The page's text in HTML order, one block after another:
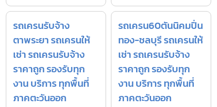
รถเครนรับจ้าง
ตาพระยา รถเครนให้
เช่า รถเครนรับจ้าง
ราคาถูก รองรับทุก
งาน บริการ ทุกพื้นที่
ภาคตะวันออก
รถเครน60ตันนิคมปิ่น
ทอง-ชลบุรี รถเครนให้
เช่า รถเครนรับจ้าง
ราคาถูก รองรับทุก
งาน บริการ ทุกพื้นที่
ภาคตะวันออก